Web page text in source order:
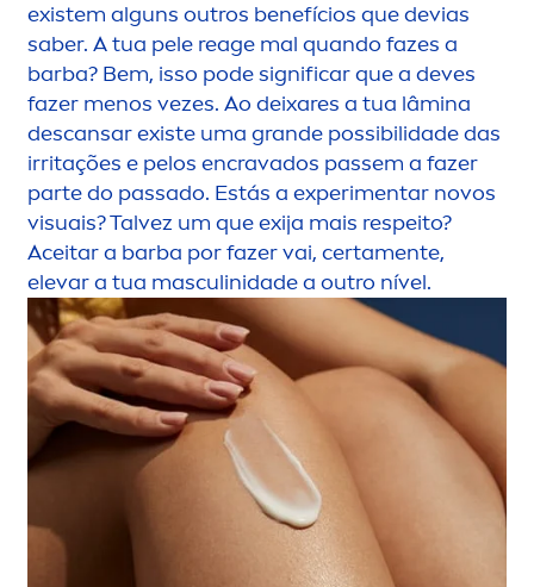
existem alguns outros benefícios que devias
saber. A tua pele reage mal quando fazes a
barba? Bem, isso pode significar que a deves
fazer menos vezes. Ao deixares a tua lâmina
descansar existe uma grande possibilidade das
irritações e pelos encravados passem a fazer
parte do passado. Estás a experimentar novos
visuais? Talvez um que exija mais respeito?
Aceitar a barba por fazer vai, certamente,
elevar a tua masculinidade a outro nível.